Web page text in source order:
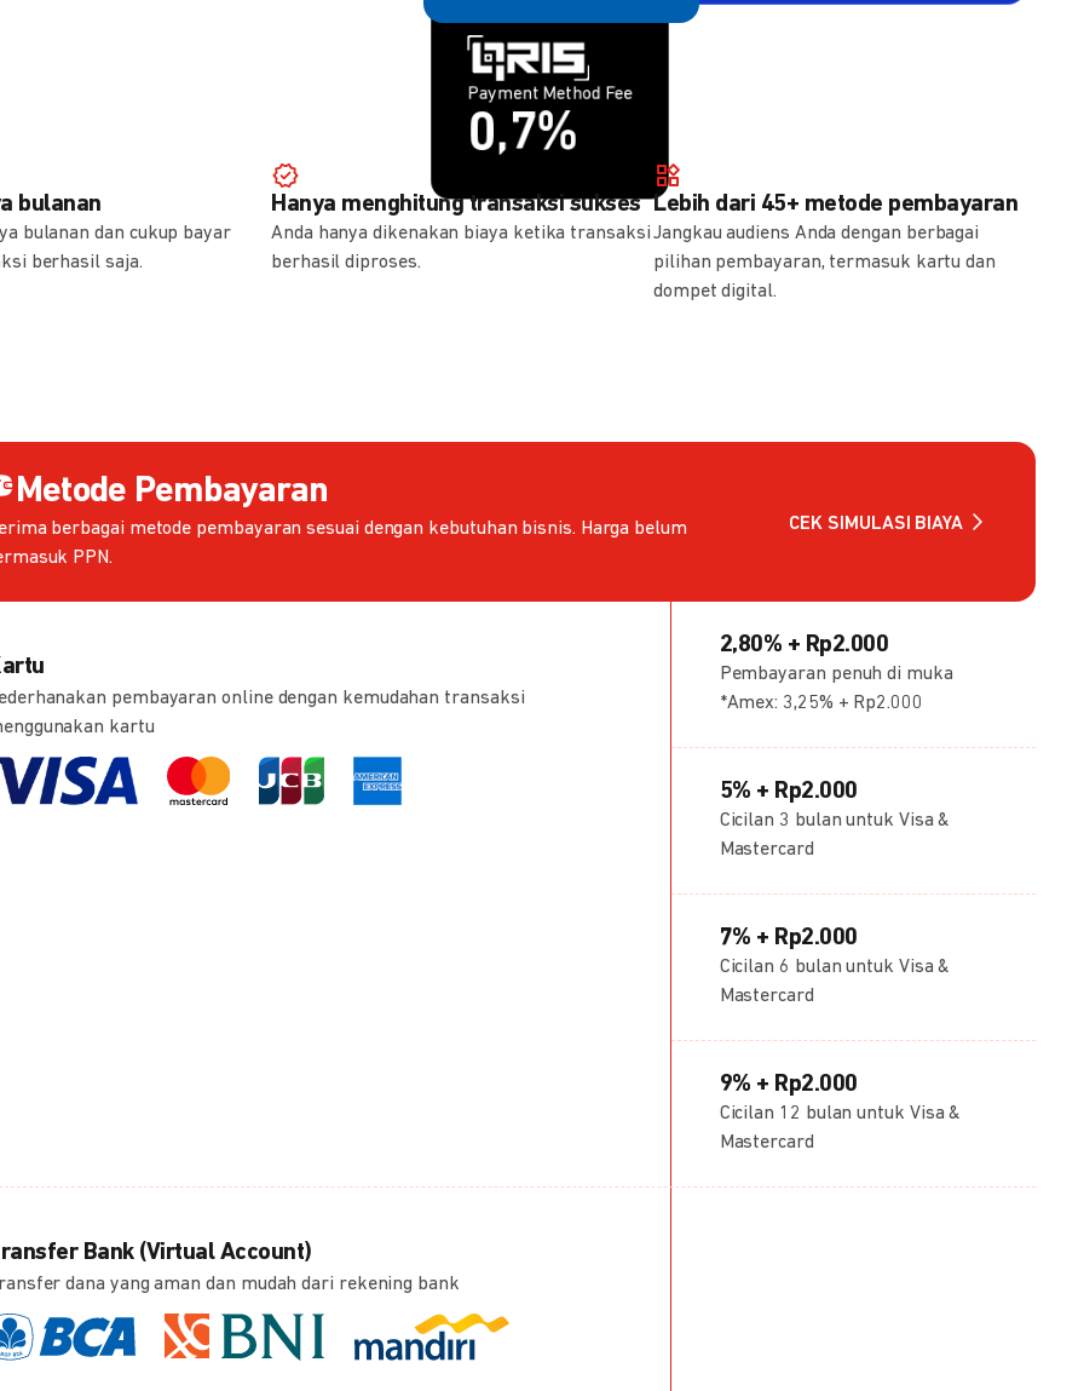
Payment Method Fee
0,7%
Payment Method Fee
1,5%
bulanan
bulanan dan cukup bayar
berhasil saja.
Hanya menghitung transaksi sukses
Anda hanya dikenakan biaya ketika transaksi
berhasil diproses.
Lebih dari 45+ metode pembayaran
Jangkau audiens Anda dengan berbagai
pilihan pembayaran, termasuk kartu dan
dompet digital.
Metode Pembayaran
berbagai metode pembayaran sesuai dengan kebutuhan bisnis. Harga belum
PPN.
CEK SIMULASI BIAYA
pembayaran online dengan kemudahan transaksi
kartu
2,80% + Rp2.000
Pembayaran penuh di muka
*Amex: 3,25% + Rp2.000
5% + Rp2.000
Cicilan 3 bulan untuk Visa &
Mastercard
7% + Rp2.000
Cicilan 6 bulan untuk Visa &
Mastercard
9% + Rp2.000
Cicilan 12 bulan untuk Visa &
Mastercard
Bank (Virtual Account)
dana yang aman dan mudah dari rekening bank